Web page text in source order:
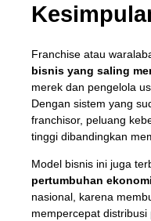
Franchise atau
bisnis yang saling
merek dan pengelola
Dengan sistem yang
franchisor, peluang
tinggi dibandingkan
Model bisnis ini juga
pertumbuhan ekonomi
nasional, karena
mempercepat distribusi